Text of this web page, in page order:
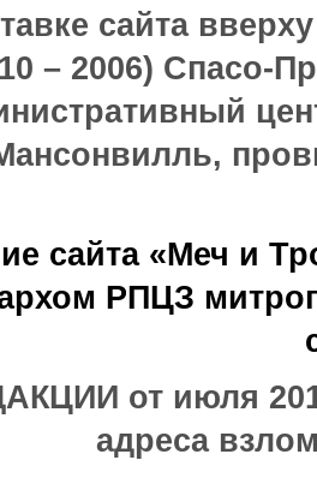
сайта
– 2006) Спасо-
сайта «Меч и
РПЦЗ
от июля
адреса